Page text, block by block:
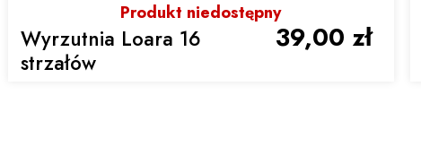
Produkt niedostępny
Wyrzutnia Loara 16
strzałów
39,00 zł